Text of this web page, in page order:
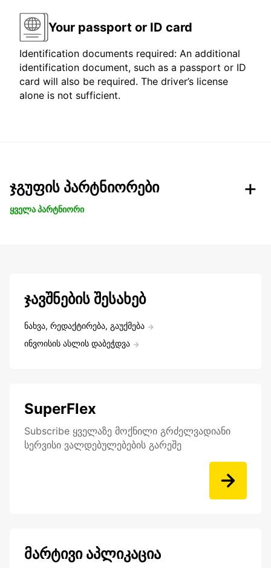
Your passport or ID card
Identification documents required: An additional
identification document, such as a passport or ID
card will also be required. The driver’s license
alone is not sufficient.
ჯგუფის პარტნიორები
ყველა პარტნიორი
ჯავშნების შესახებ
ნახვა, რედაქტირება, გაუქმება
ინვოისის ასლის დაბეჭდვა
SuperFlex
Subscribe ყველაზე მოქნილი გრძელვადიანი
სერვისი ვალდებულებების გარეშე
მარტივი აპლიკაცია